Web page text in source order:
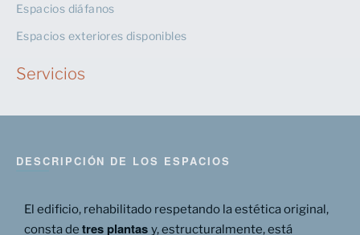
Espacios diáfanos
Espacios exteriores disponibles
Servicios
DESCRIPCIÓN DE LOS ESPACIOS
El edificio, rehabilitado respetando la estética original,
consta de tres plantas y, estructuralmente, está